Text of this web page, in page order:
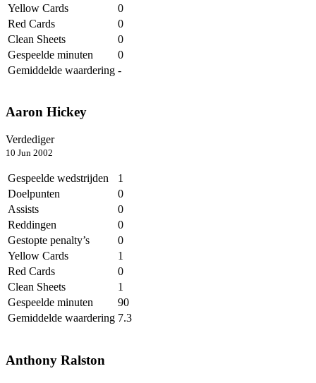
Yellow Cards
0
Red Cards
0
Clean Sheets
0
Gespeelde minuten
0
Gemiddelde waardering -
Aaron Hickey
Verdediger
10 Jun 2002
Gespeelde wedstrijden
1
Doelpunten
0
Assists
0
Reddingen
0
Gestopte penalty’s
0
Yellow Cards
1
Red Cards
0
Clean Sheets
1
Gespeelde minuten
90
Gemiddelde waardering 7.3
Anthony Ralston